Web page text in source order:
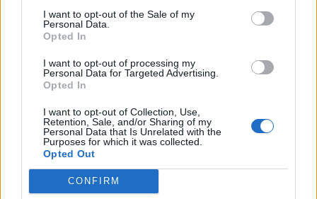
I want to opt-out of the Sale of my
Personal Data.
Opted In
I want to opt-out of processing my
Personal Data for Targeted Advertising.
Opted In
I want to opt-out of Collection, Use,
Retention, Sale, and/or Sharing of my
Personal Data that Is Unrelated with the
Purposes for which it was collected.
Opted Out
CONFIRM